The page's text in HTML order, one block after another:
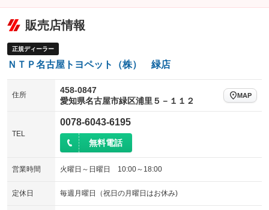
販売店情報
正規ディーラー
ＮＴＰ名古屋トヨペット（株） 緑店
住所
458-0847
愛知県名古屋市緑区浦里５－１１２
MAP
TEL
0078-6043-6195
無料電話
営業時間 火曜日～日曜日 10:00～18:00
定休日 毎週月曜日（祝日の月曜日はお休み)